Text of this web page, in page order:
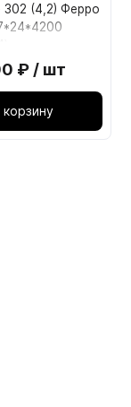
302 (4,2) Ферро
₽ / шт
корзину